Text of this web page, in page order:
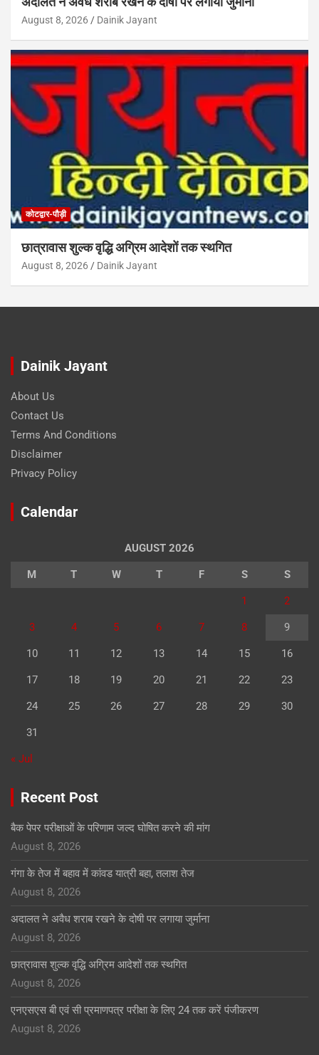
August 8, 2026 Dainik Jayant
कोटद्वार-पौड़ी
छात्रावास शुल्क वृद्धि अग्रिम आदेशों तक स्थगित
August 8, 2026 Dainik Jayant
Dainik Jayant
About Us
Contact Us
Terms And Conditions
Disclaimer
Privacy Policy
Calendar
AUGUST 2026
M T W T F S S
1 2
3 4 5 6 7 8 9
10 11 12 13 14 15 16
17 18 19 20 21 22 23
24 25 26 27 28 29 30
31
« Jul
Recent Post
बैक पेपर परीक्षाओं के परिणाम जल्द घोषित करने की मांग
August 8, 2026
गंगा के तेज में बहाव में कांवड यात्री बहा, तलाश तेज
August 8, 2026
अदालत ने अवैध शराब रखने के दोषी पर लगाया जुर्माना
August 8, 2026
छात्रावास शुल्क वृद्धि अग्रिम आदेशों तक स्थगित
August 8, 2026
एनएसएस बी एवं सी प्रमाणपत्र परीक्षा के लिए 24 तक करें पंजीकरण
August 8, 2026